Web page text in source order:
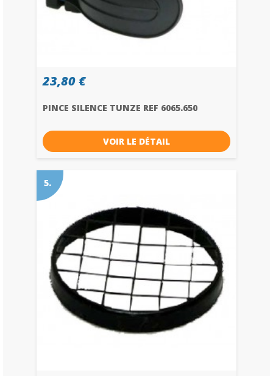
23,80 €
PINCE SILENCE TUNZE REF 6065.650
VOIR LE DÉTAIL
5.